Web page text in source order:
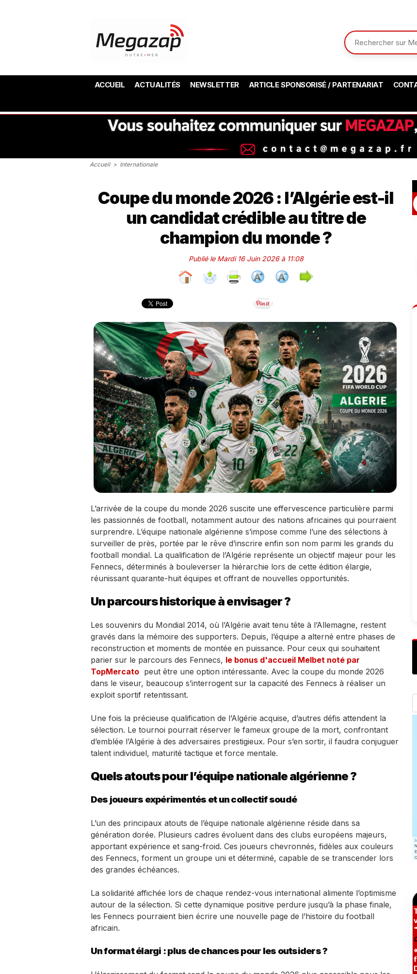
ACCUEIL ACTUALITÉS NEWSLETTER ARTICLE SPONSORISÉ / PARTENARIAT
Accueil > Internationale
Coupe du monde 2026 : l’Algérie est-il
un candidat crédible au titre de
champion du monde ?
Publié le Mardi 16 Juin 2026 à 11:08
L’arrivée de la coupe du monde 2026 suscite une effervescence particulière parmi
les passionnés de football, notamment autour des nations africaines qui pourraient
surprendre. L’équipe nationale algérienne s’impose comme l’une des sélections à
surveiller de près, portée par le rêve d’inscrire enfin son nom parmi les grands du
football mondial. La qualification de l’Algérie représente un objectif majeur pour les
Fennecs, déterminés à bouleverser la hiérarchie lors de cette édition élargie,
réunissant quarante-huit équipes et offrant de nouvelles opportunités.
Un parcours historique à envisager ?
Les souvenirs du Mondial 2014, où l’Algérie avait tenu tête à l’Allemagne, restent
gravés dans la mémoire des supporters. Depuis, l’équipe a alterné entre phases de
reconstruction et moments de montée en puissance. Pour ceux qui souhaitent
parier sur le parcours des Fennecs, le bonus d'accueil Melbet noté par
TopMercatopeut être une option intéressante. Avec la coupe du monde 2026
dans le viseur, beaucoup s’interrogent sur la capacité des Fennecs à réaliser un
exploit sportif retentissant.
Une fois la précieuse qualification de l’Algérie acquise, d’autres défis attendent la
sélection. Le tournoi pourrait réserver le fameux groupe de la mort, confrontant
d’emblée l’Algérie à des adversaires prestigieux. Pour s’en sortir, il faudra conjuguer
talent individuel, maturité tactique et force mentale.
Quels atouts pour l’équipe nationale algérienne ?
Des joueurs expérimentés et un collectif soudé
L’un des principaux atouts de l’équipe nationale algérienne réside dans sa
génération dorée. Plusieurs cadres évoluent dans des clubs européens majeurs,
apportant expérience et sang-froid. Ces joueurs chevronnés, fidèles aux couleurs
des Fennecs, forment un groupe uni et déterminé, capable de se transcender lors
des grandes échéances.
La solidarité affichée lors de chaque rendez-vous international alimente l’optimisme
autour de la sélection. Si cette dynamique positive perdure jusqu’à la phase finale,
les Fennecs pourraient bien écrire une nouvelle page de l’histoire du football
africain.
Un format élargi : plus de chances pour les outsiders ?